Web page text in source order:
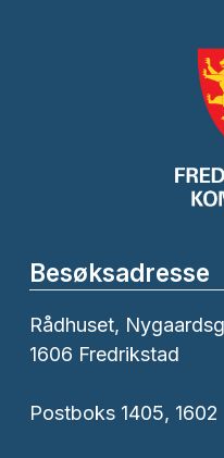
Besøksadresse
Rådhuset,
1606 Fredrikstad
Postboks 1405,